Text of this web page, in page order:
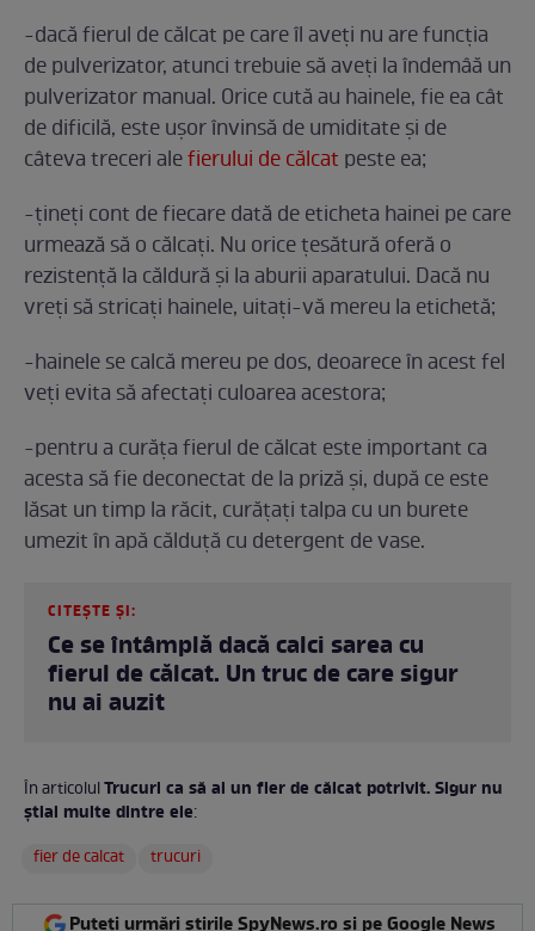
-dacă fierul de călcat pe care îl aveți nu are funcția
de pulverizator, atunci trebuie să aveți la îndemâă un
pulverizator manual. Orice cută au hainele, fie ea cât
de dificilă, este ușor învinsă de umiditate și de
câteva treceri alefierului de călcat peste ea;
-țineți cont de fiecare dată de eticheta hainei pe care
urmează să o călcați. Nu orice țesătură oferă o
rezistență la căldură și la aburii aparatului. Dacă nu
vreți să stricați hainele, uitați-vă mereu la etichetă;
-hainele se calcă mereu pe dos, deoarece în acest fel
veți evita să afectați culoarea acestora;
-pentru a curăța fierul de călcat este important ca
acesta să fie deconectat de la priză și, după ce este
lăsat un timp la răcit, curățați talpa cu un burete
umezit în apă călduță cu detergent de vase.
CITEȘTE ȘI:
Ce se întâmplă dacă calci sarea cu
fierul de călcat. Un truc de care sigur
nu ai auzit
În articolulTrucuri ca să ai un fier de călcat potrivit. Sigur nu
știai multe dintre ele:
fier de calcat
trucuri
Puteți urmări știrile SpyNews.ro și pe Google News